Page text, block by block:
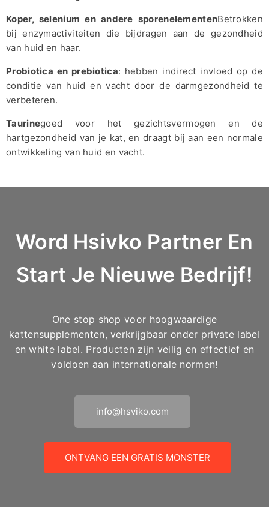
Koper, selenium en andere sporenelementenBetrokken
bij enzymactiviteiten die bijdragen aan de gezondheid
van huid en haar.
Probiotica en prebiotica: hebben indirect invloed op de
conditie van huid en vacht door de darmgezondheid te
verbeteren.
Taurinegoed voor het gezichtsvermogen en de
hartgezondheid van je kat, en draagt bij aan een normale
ontwikkeling van huid en vacht.
Word Hsivko Partner En
Start Je Nieuwe Bedrijf!
One stop shop voor hoogwaardige
kattensupplementen, verkrijgbaar onder private label
en white label. Producten zijn veilig en effectief en
voldoen aan internationale normen!
info@hsviko.com
ONTVANG EEN GRATIS MONSTER